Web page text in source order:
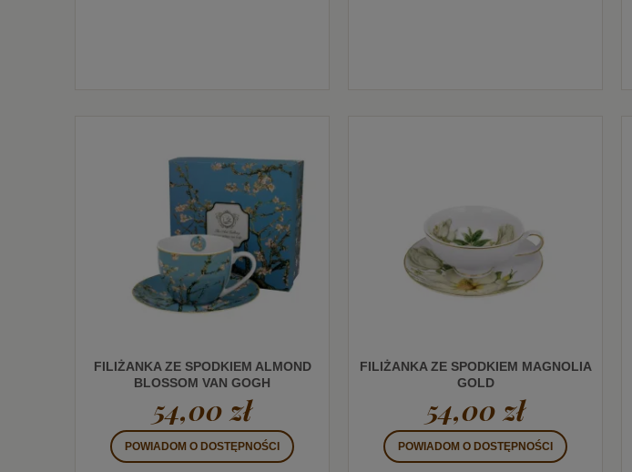
FILIŻANKA ZE SPODKIEM ALMOND
BLOSSOM VAN GOGH
54,00 zł
POWIADOM O DOSTĘPNOŚCI
FILIŻANKA ZE SPODKIEM MAGNOLIA
GOLD
54,00 zł
POWIADOM O DOSTĘPNOŚCI